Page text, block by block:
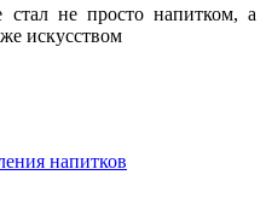
не просто напитком, а
искусством
напитков